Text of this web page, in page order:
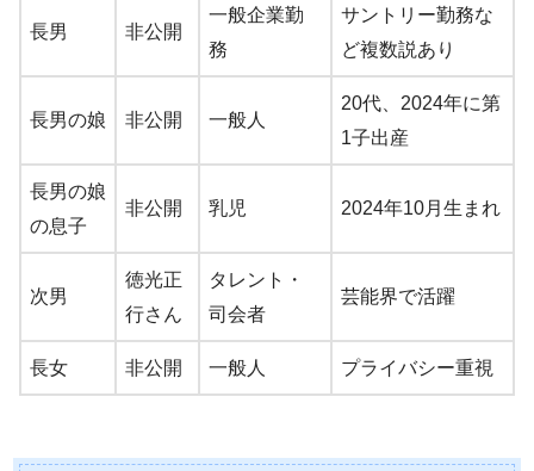
長男 非公開
一般企業勤
務
サントリー勤務な
ど複数説あり
長男の娘 非公開 一般人
20代、2024年に第
1子出産
長男の娘
の息子
非公開 乳児 2024年10月生まれ
次男
徳光正
行さん
タレント・
司会者
芸能界で活躍
長女 非公開 一般人 プライバシー重視